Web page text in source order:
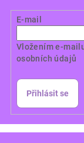
E-mail
Vložením e-
osobních údajů
Přihlásit se